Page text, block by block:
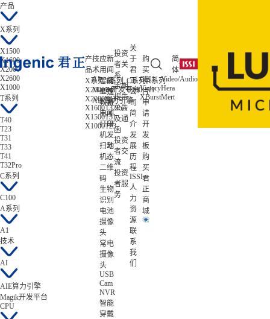
产
品
X系列
X2600
X2000
X1600
X1500
X1000
T系列
T41
T33
T32Pro
T31
T23
C系列
C100
A系列
A1
技
术
AI
Magik开发平台
AIE算力引擎
CPU
Victory
XBurst
Video/Audio
Hera
Mert
ISP/AISP
Tiziano
低功耗
Zeratul
Atlas
应
用
智能
显控
教育
电子
打印
机
扫地
机
二维
码
生物
识别
电池
摄像
头
常电
摄像
头
USB
Cam
NVR
智能
穿戴
新
闻
公
司
新
闻
研
发
动
态
投资
者关
系
定期
报告
公告
及通
函
投资
者交
流
投资
者服
务
关
于
君
正
公
司
简
介
发
展
历
程
ISSI
人
力
资
源
联
系
我
们
购
买
样
片
申
请
开
发
板
购
买
君
正
商
城
简
体
产品
X系列
X1500
X1600
X2000
X2600
X1000
T系列
T40
T23
T31
T33
T41
T32Pro
C系列
C100
A系列
A1
技术
AI
AIE算力引擎
Magik开发平台
CPU